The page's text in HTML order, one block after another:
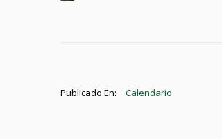
Publicado En: Calendario